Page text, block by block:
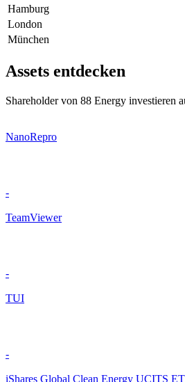
Hamburg
London
München
Assets entdecken
Shareholder von 88 Energy investieren
NanoRepro
-
TeamViewer
-
TUI
-
iShares Global Clean Energy UCITS